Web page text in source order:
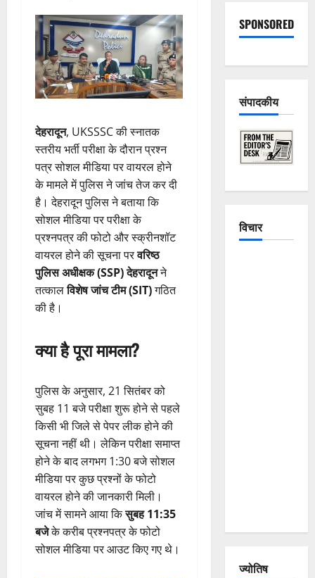
देहरादून, UKSSSC की स्नातक
स्तरीय भर्ती परीक्षा के दौरान प्रश्न
पत्र सोशल मीडिया पर वायरल होने
के मामले में पुलिस ने जांच तेज कर दी
है। देहरादून पुलिस ने बताया कि
सोशल मीडिया पर परीक्षा के
प्रश्नपत्र की फोटो और स्क्रीनशॉट
वायरल होने की सूचना परवरिष्ठ
पुलिस अधीक्षक (SSP) देहरादूनने
तत्कालविशेष जांच टीम (SIT)गठित
की है।
क्या है पूरा मामला?
पुलिस के अनुसार, 21 सितंबर को
सुबह 11 बजे परीक्षा शुरू होने से पहले
किसी भी जिले से पेपर लीक होने की
सूचना नहीं थी। लेकिन परीक्षा समाप्त
होने के बाद लगभग 1:30 बजे सोशल
मीडिया पर कुछ प्रश्नों के फोटो
वायरल होने की जानकारी मिली।
जांच में सामने आया किसुबह 11:35
बजेके करीब प्रश्नपत्र के फोटो
सोशल मीडिया पर आउट किए गए थे।
SPONSORED
संपादकीय
विचार
ज्योतिष